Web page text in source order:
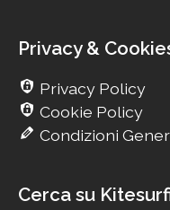
Privacy &
Privacy Policy
Cookie Policy
Condizioni
Cerca su